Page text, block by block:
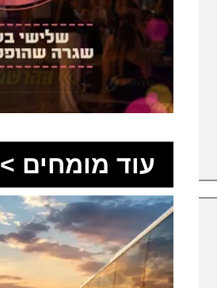
עוד מומחים >